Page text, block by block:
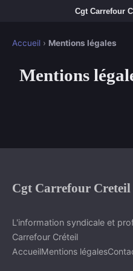
Accueil › Mentions légales
Mentions
Cgt Carrefour Creteil
L'information syndicale et
Carrefour Créteil
AccueilMentions légales